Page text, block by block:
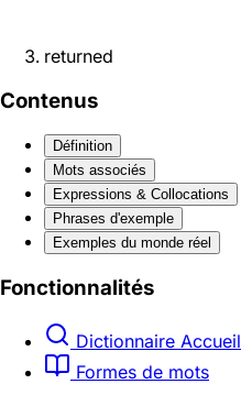
returned
Contenus
Définition
Mots associés
Expressions & Collocations
Phrases d'exemple
Exemples du monde réel
Fonctionnalités
Dictionnaire Accueil
Formes de mots